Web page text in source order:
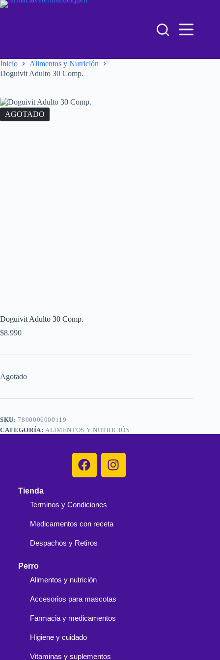
Inicio
Alimentos y Nutrición
Doguivit Adulto 30 Comp.
AGOTADO
Doguivit Adulto 30 Comp.
$8.990
Agotado
SKU: 7800006000119
CATEGORÍA: ALIMENTOS Y NUTRICIÓN
Tienda
Terminos y Condiciones
Medicamentos con receta
Despachos y Retiros
Perro
Alimentos y nutrición
Accesorios para mascotas
Farmacia y medicamentos
Higiene y cuidado
Vitaminas y suplementos